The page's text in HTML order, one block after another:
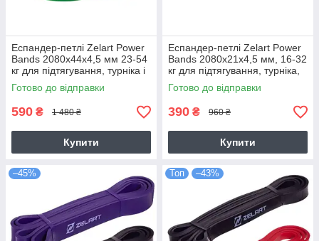
Еспандер-петлі Zelart Power
Bands 2080x44x4,5 мм 23-54
кг для підтягування, турніка і
тренувань (FI-2606-4)
Готово до відправки
590 ₴ 1 480 ₴
Купити
Еспандер-петлі Zelart Power
Bands 2080x21x4,5 мм, 16-32
кг для підтягування, турніка,
спорту (FI-2606-2)
Готово до відправки
390 ₴ 960 ₴
Купити
–45% Топ –43%